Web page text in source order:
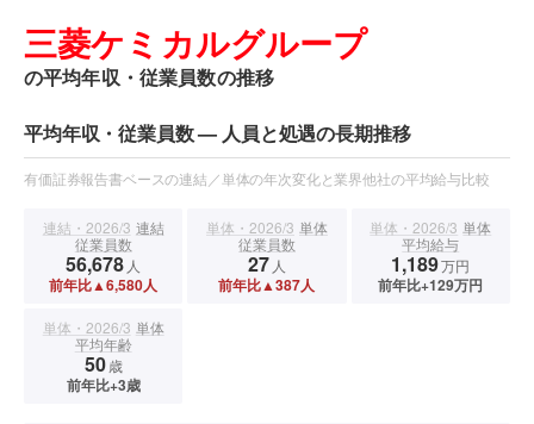
三菱ケミカルグループ
の平均年収・従業員数の推移
平均年収・従業員数 — 人員と処遇の長期推移
有価証券報告書ベースの連結／単体の年次変化と業界他社の平均給与比較
連結・2026/3 連結
従業員数
56,678 人
前年比▲6,580人
単体・2026/3 単体
従業員数
27 人
前年比▲387人
単体・2026/3 単体
平均給与
1,189万円
前年比+129万円
単体・2026/3 単体
平均年齢
50歳
前年比+3歳